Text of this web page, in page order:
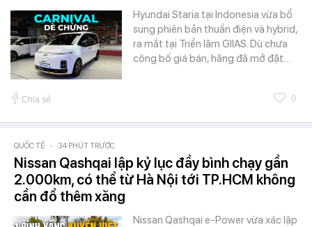
Hyundai Staria tại Indonesia vừa bổ
sung phiên bản thuần điện và hybrid,
ra mắt tại Triển lãm GIIAS. Dù chưa
công bố giá bán, hãng đã mở đặt…
Chia sẻ 0
QUỐC TẾ - 34 PHÚT TRƯỚC
Nissan Qashqai lập kỷ lục đầy bình chạy gần
2.000km, có thể từ Hà Nội tới TP.HCM không
cần đổ thêm xăng
Nissan Qashqai e-Power vừa xác lập